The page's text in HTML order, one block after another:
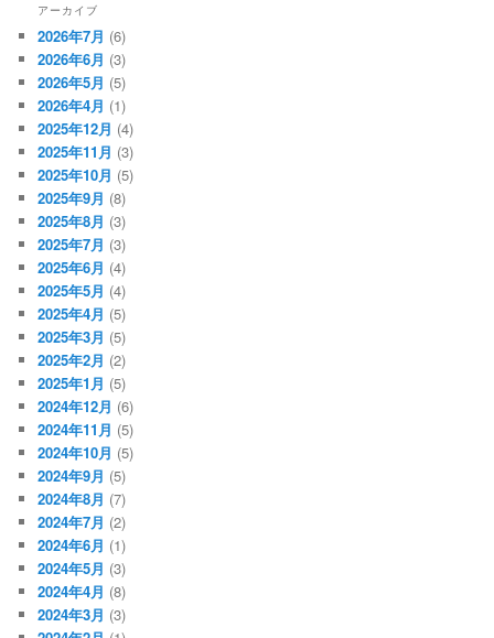
アーカイブ
2026年7月 (6)
2026年6月 (3)
2026年5月 (5)
2026年4月 (1)
2025年12月 (4)
2025年11月 (3)
2025年10月 (5)
2025年9月 (8)
2025年8月 (3)
2025年7月 (3)
2025年6月 (4)
2025年5月 (4)
2025年4月 (5)
2025年3月 (5)
2025年2月 (2)
2025年1月 (5)
2024年12月 (6)
2024年11月 (5)
2024年10月 (5)
2024年9月 (5)
2024年8月 (7)
2024年7月 (2)
2024年6月 (1)
2024年5月 (3)
2024年4月 (8)
2024年3月 (3)